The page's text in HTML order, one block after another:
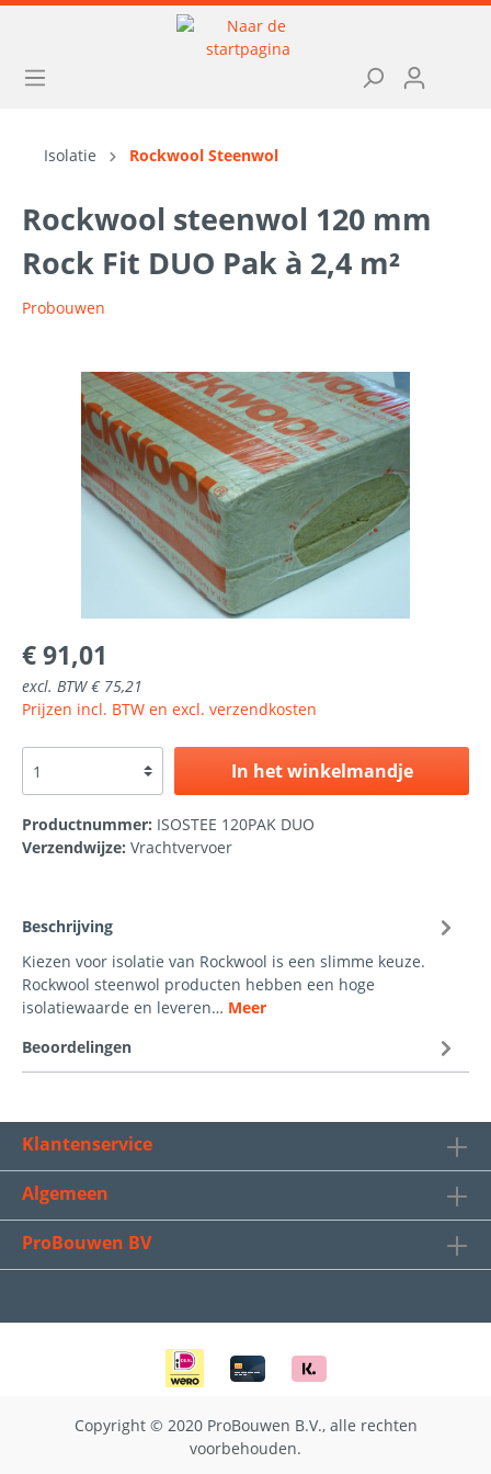
Isolatie Rockwool Steenwol
Rockwool steenwol 120 mm
Rock Fit DUO Pak à 2,4 m²
Probouwen
€ 91,01
excl. BTW € 75,21
Prijzen incl. BTW en excl. verzendkosten
In het winkelmandje
Productnummer: ISOSTEE 120PAK DUO
Verzendwijze: Vrachtvervoer
Beschrijving
Kiezen voor isolatie van Rockwool is een slimme keuze.
Rockwool steenwol producten hebben een hoge
isolatiewaarde en leveren… Meer
Beoordelingen
Klantenservice
Algemeen
ProBouwen BV
Copyright © 2020 ProBouwen B.V., alle rechten
voorbehouden.